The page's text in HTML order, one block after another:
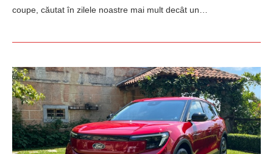
coupe, căutat în zilele noastre mai mult decât un…